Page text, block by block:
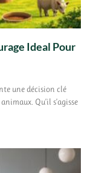
Ideal Pour
une décision clé
Qu’il s’agisse